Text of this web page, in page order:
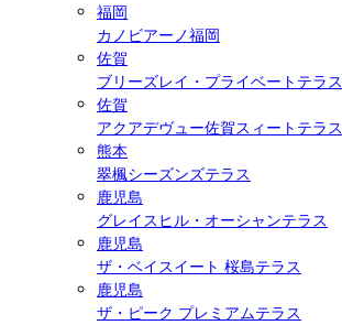
福岡
カノビアーノ福岡
佐賀
ブリーズレイ・プライベートテラス
佐賀
アクアデヴュー佐賀スィートテラス
熊本
翠楓シーズンズテラス
鹿児島
グレイスヒル・オーシャンテラス
鹿児島
ザ・ベイスイート 桜島テラス
鹿児島
ザ・ピーク プレミアムテラス